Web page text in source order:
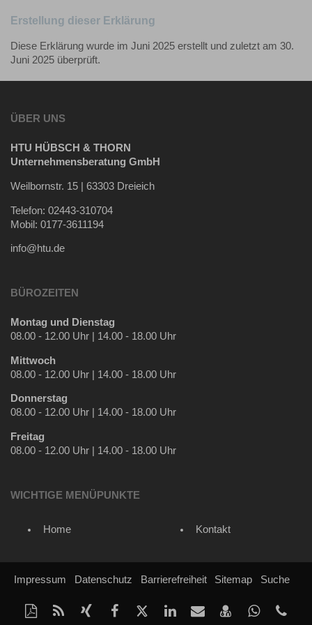
Erstellung dieser Erklärung
Diese Erklärung wurde im Juni 2025 erstellt und zuletzt am 30.
Juni 2025 überprüft.
ÜBER UNS
HTU HÜBSCH & THORN
Unternehmensberatung GmbH
Weilbornstr. 15 | 63303 Dreieich
Telefon: 02443-310704
Mobil: 0177-3611194
info@htu.de
BÜROZEITEN
Montag und Dienstag
08.00 - 12.00 Uhr | 14.00 - 18.00 Uhr
Mittwoch
08.00 - 12.00 Uhr | 14.00 - 18.00 Uhr
Donnerstag
08.00 - 12.00 Uhr | 14.00 - 18.00 Uhr
Freitag
08.00 - 12.00 Uhr | 14.00 - 18.00 Uhr
WICHTIGE MENÜPUNKTE
Home Kontakt
Impressum Datenschutz Barrierefreiheit Sitemap Suche
Diese
Seite
RSS-
Feed
Auf
Xing
Auf
Facebook
Auf
Twitter
LinkedIn
Per
Mail
vCard
speichern
Auf
Whatsapp